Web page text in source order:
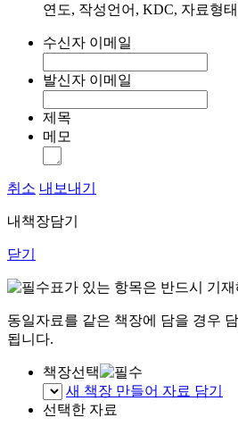
연도, 작성언어, KDC, 자료형
수신자 이메일
발신자 이메일
제목
메모
취소 내보내기
내책장담기
닫기
표가 있는 항목은 반드시 기
동일자료를 같은 책장에 담을 경우
됩니다.
책장선택
새 책장 만들어 자료 담기
선택한 자료